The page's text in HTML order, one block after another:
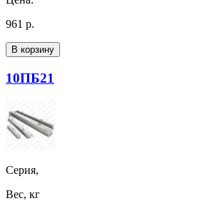
961 р.
В корзину
10ПБ21
Серия,
Вес, кг